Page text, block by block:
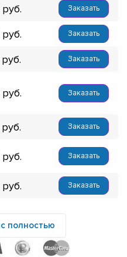
Заказать
Заказать
Заказать
Заказать
Заказать
Заказать
Заказать
полностью